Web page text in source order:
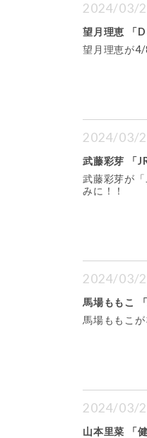
2024/03/
望月理恵 「
望月理恵が
2024/03/
武藤彩芽 「
武藤彩芽が
みに！！
2024/03/
馬場ももこ
馬場ももこ
2024/03/
山本里菜 「